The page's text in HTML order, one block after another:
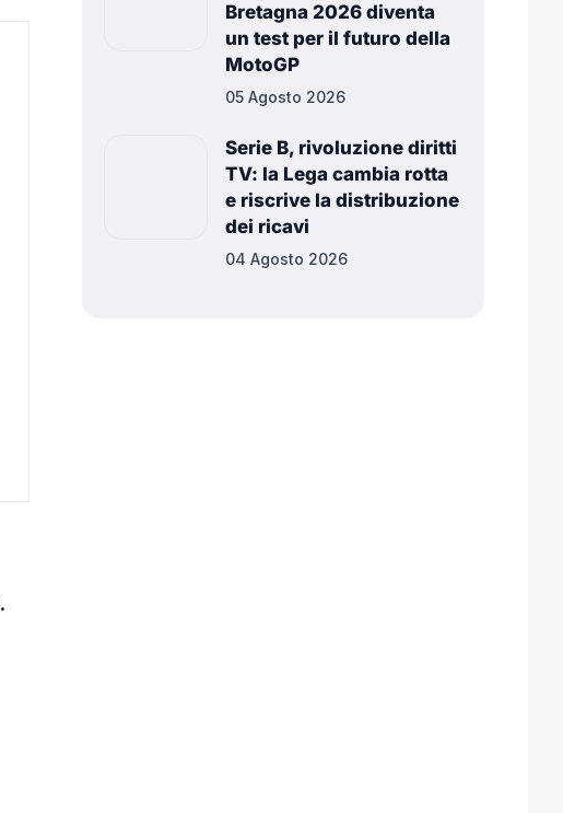
.
Bretagna 2026 diventa
un test per il futuro della
MotoGP
05 Agosto 2026
Serie B, rivoluzione diritti
TV: la Lega cambia rotta
e riscrive la distribuzione
dei ricavi
04 Agosto 2026